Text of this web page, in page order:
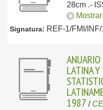
28cm .-
Signatura: REF-1/FMI/
LATINA
1987 /